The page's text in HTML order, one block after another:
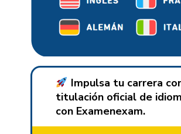
Impulsa tu carrera
titulación oficial de
con Examenexam.